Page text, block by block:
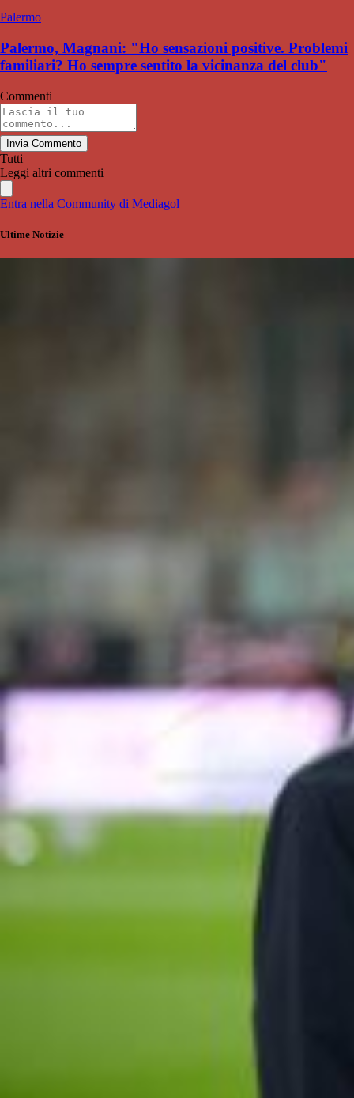
Palermo
Palermo, Magnani: "Ho sensazioni positive. Problemi
familiari? Ho sempre sentito la vicinanza del club"
Commenti
Invia Commento
Tutti
Leggi altri commenti
Entra nella Community di Mediagol
Ultime Notizie